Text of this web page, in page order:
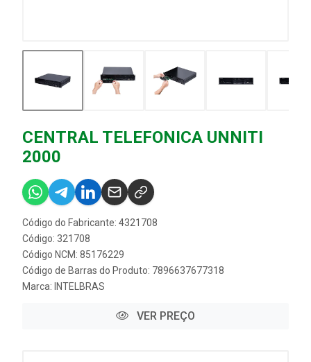
CENTRAL TELEFONICA UNNITI
2000
Código do Fabricante: 4321708
Código: 321708
Código NCM: 85176229
Código de Barras do Produto: 7896637677318
Marca: INTELBRAS
VER PREÇO